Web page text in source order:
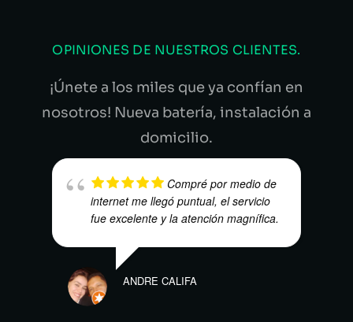
OPINIONES DE NUESTROS CLIENTES.
¡Únete a los miles que ya confían en
nosotros! Nueva batería, instalación a
domicilio.
Compré por medio de
internet me llegó puntual, el servicio
fue excelente y la atención magnífica.
ANDRE CALIFA